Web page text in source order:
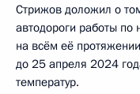
Стрижов доложил о
автодороги работы
на всём её
до 25 апреля 2024
температур.